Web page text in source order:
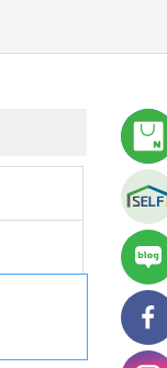
가
블
가
페